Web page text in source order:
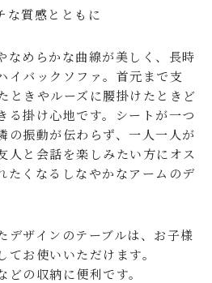
な質感とともに
なめらかな曲線が美しく、長時
イバックソファ。首元まで支
ときやルーズに腰掛けたときど
る掛け心地です。シートが一つ
の振動が伝わらず、一人一人が
人と会話を楽しみたい方にオス
たくなるしなやかなアームのデ
デザインのテーブルは、お子様
お使いいただけます。
の収納に便利です。